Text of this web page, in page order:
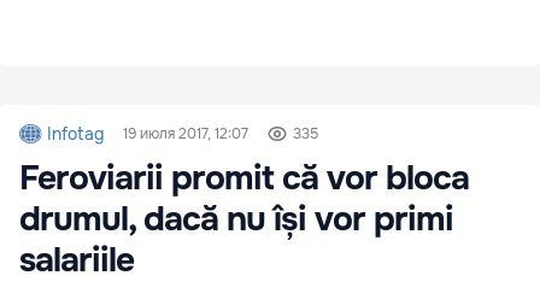
Infotag 19 июля 2017, 12:07 335
Feroviarii promit că vor bloca
drumul, dacă nu își vor primi
salariile